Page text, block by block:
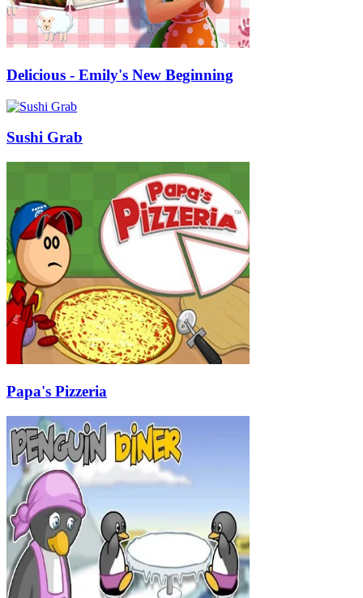
Delicious - Emily's New Beginning
Sushi Grab
Papa's Pizzeria